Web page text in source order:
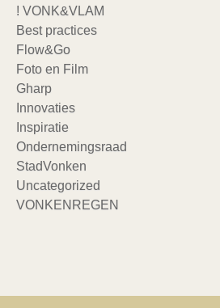
! VONK&VLAM
Best practices
Flow&Go
Foto en Film
Gharp
Innovaties
Inspiratie
Ondernemingsraad
StadVonken
Uncategorized
VONKENREGEN